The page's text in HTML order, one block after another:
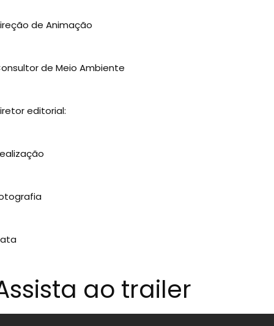
de Animação
de Meio Ambiente
editorial:
ao trailer